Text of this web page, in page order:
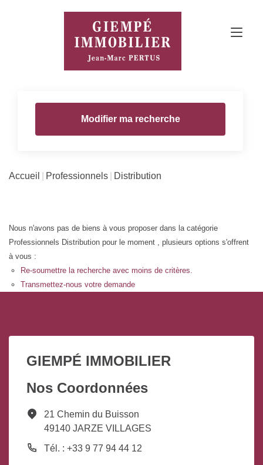
Modifier ma recherche
Accueil Professionnels Distribution
Nous n'avons pas de biens à vous proposer dans la catégorie
Professionnels Distribution pour le moment , plusieurs options s'offrent
à vous :
Re-soumettre la recherche avec moins de critères.
Transmettez-nous votre demande
GIEMPÉ IMMOBILIER
Nos Coordonnées
21 Chemin du Buisson
49140 JARZE VILLAGES
Tél. : +33 9 77 94 44 12